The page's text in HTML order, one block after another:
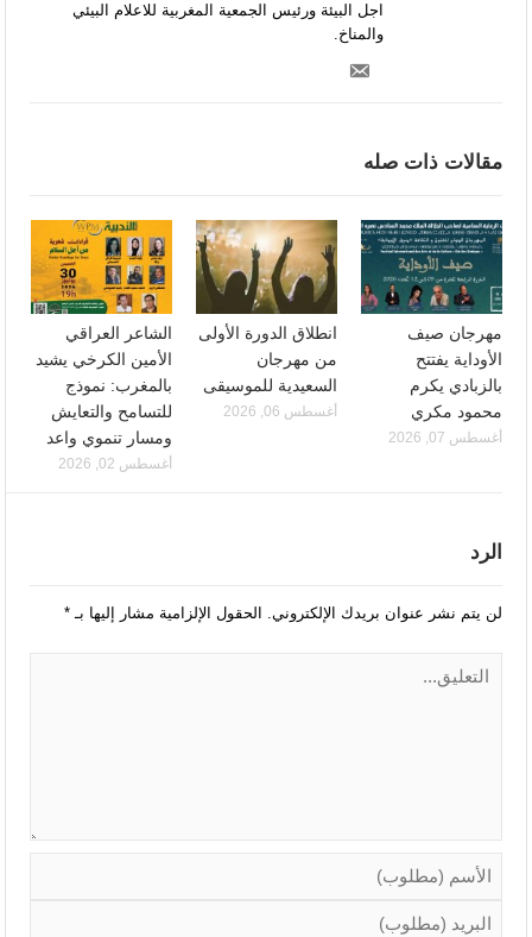
اجل البيئة ورئيس الجمعية المغربية للاعلام البيئي
والمناخ.
مقالات ذات صله
مهرجان صيف
الأوداية يفتتح
بالزبادي يكرم
محمود مكري
أغسطس 07, 2026
انطلاق الدورة الأولى
من مهرجان
السعيدية للموسيقى
أغسطس 06, 2026
الشاعر العراقي
الأمين الكرخي يشيد
بالمغرب: نموذج
للتسامح والتعايش
ومسار تنموي واعد
أغسطس 02, 2026
الرد
لن يتم نشر عنوان بريدك الإلكتروني. الحقول الإلزامية مشار إليها بـ*